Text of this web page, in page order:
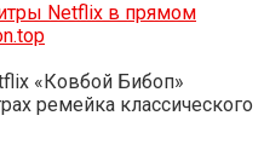
Netflix в прямом
«Ковбой Бибоп»
ремейка классического